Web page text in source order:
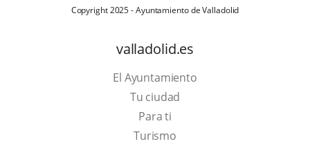
Copyright 2025 - Ayuntamiento de Valladolid
valladolid.es
El Ayuntamiento
Tu ciudad
Para ti
TurismoThis